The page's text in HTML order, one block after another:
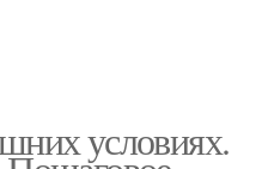
условиях.